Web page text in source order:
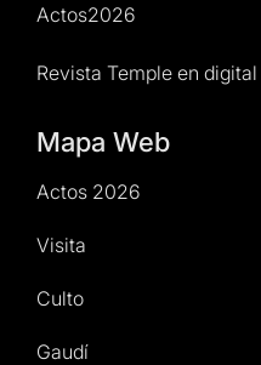
Actos2026
Revista Temple en digital
Mapa Web
Actos 2026
Visita
Culto
Gaudí